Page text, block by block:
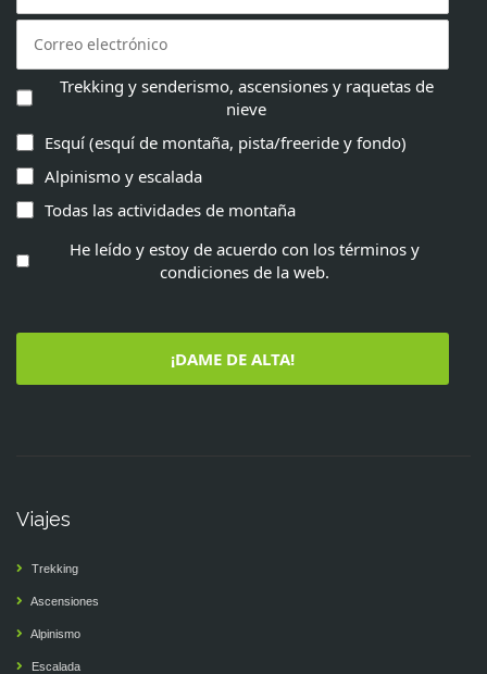
Trekking y senderismo, ascensiones y raquetas de
nieve
Esquí (esquí de montaña, pista/freeride y fondo)
Alpinismo y escalada
Todas las actividades de montaña
He leído y estoy de acuerdo con los términos y
condiciones de la web.
¡DAME DE ALTA!
Viajes
Trekking
Ascensiones
Alpinismo
Escalada